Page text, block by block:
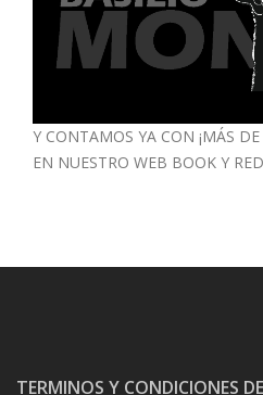
Y CONTAMOS YA CON ¡MÁS DE
EN NUESTRO WEB BOOK Y
TERMINOS Y CONDICIONES